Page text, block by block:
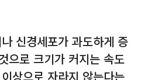
신경세포가 과도하게 증
으로 크기가 커지는 속도
상으로 자라지 않는다는